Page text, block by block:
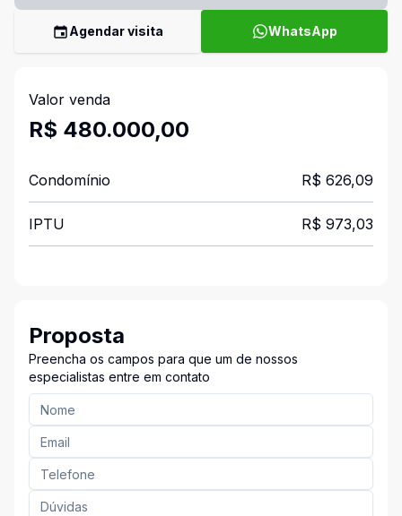
Agendar visita WhatsApp
Valor venda
R$ 480.000,00
Condomínio R$ 626,09
IPTU R$ 973,03
Proposta
Preencha os campos para que um de nossos
especialistas entre em contato